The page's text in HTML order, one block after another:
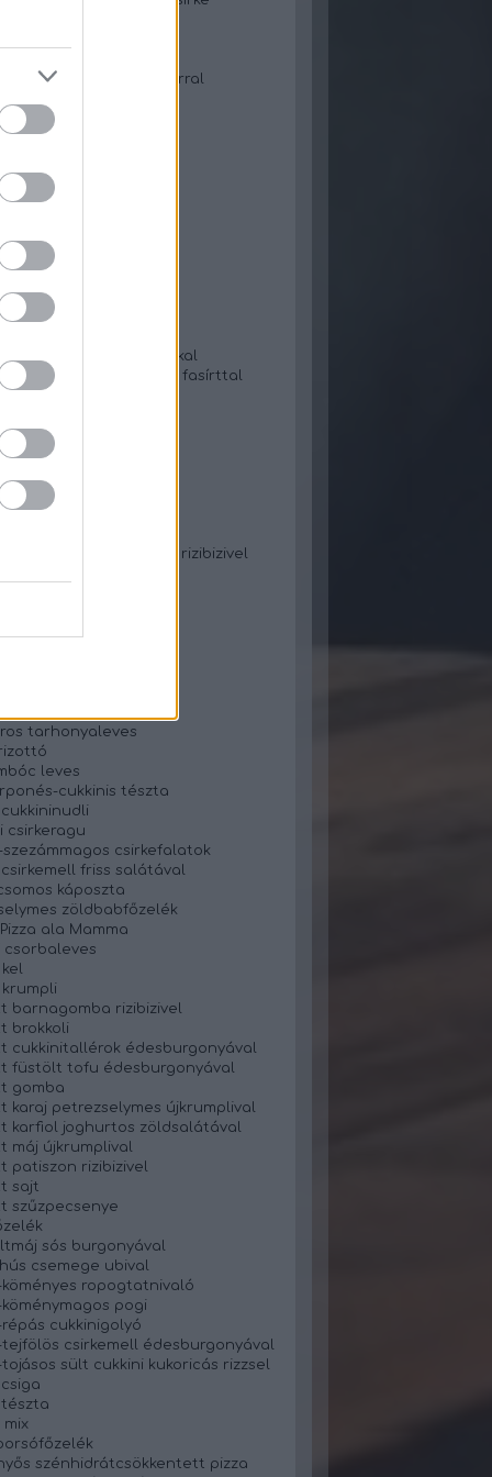
Gyors gofri áfonyalekvárral
tejfölös gnocchi
lecsó
Gyros tortillában
almakompót
tészta
cukkinis tészta
tökfőzelék fasírtgolyókkal
zeller-karalábé főzelék fasírttal
lángos
fasírttal
tekercs
lecsó rizzsel
gombás csirkemell rizibizivel
tarhonyaleves
leves
cukkinis tészta
cukkininudli
csirkeragu
szezámmagos csirkefalatok
friss salátával
káposzta
zöldbabfőzelék
Pizza ala Mamma
csorbaleves
krumpli
barnagomba rizibizivel
brokkoli
cukkinitallérok édesburgonyával
füstölt tofu édesburgonyával
gomba
karaj petrezselymes újkrumplival
karfiol joghurtos zöldsalátával
máj újkrumplival
patiszon rizibizivel
sajt
szűzpecsenye
sós burgonyával
hús csemege ubival
köményes ropogtatnivaló
pogi
cukkinigolyó
tejfölös csirkemell édesburgonyával
sült cukkini kukoricás rizzsel
szénhidrátcsökkentett pizza